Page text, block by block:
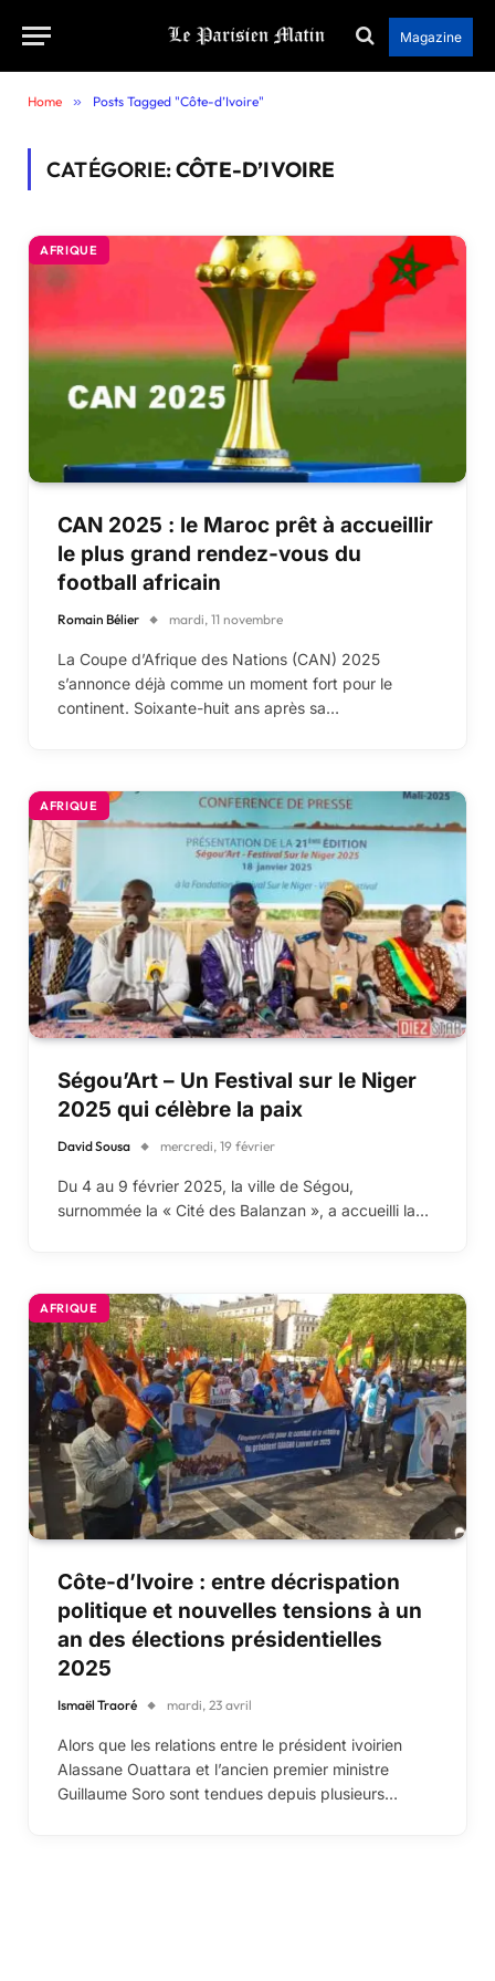
Magazine
Home » Posts Tagged "Côte-d’Ivoire"
CATÉGORIE:CÔTE-D’IVOIRE
AFRIQUE
CAN 2025 : le Maroc prêt à accueillir
le plus grand rendez-vous du
football africain
Romain Bélier mardi, 11 novembre
La Coupe d’Afrique des Nations (CAN) 2025
s’annonce déjà comme un moment fort pour le
continent. Soixante-huit ans après sa…
AFRIQUE
Ségou’Art – Un Festival sur le Niger
2025 qui célèbre la paix
David Sousa mercredi, 19 février
Du 4 au 9 février 2025, la ville de Ségou,
surnommée la « Cité des Balanzan », a accueilli la…
AFRIQUE
Côte-d’Ivoire : entre décrispation
politique et nouvelles tensions à un
an des élections présidentielles
2025
Ismaël Traoré mardi, 23 avril
Alors que les relations entre le président ivoirien
Alassane Ouattara et l’ancien premier ministre
Guillaume Soro sont tendues depuis plusieurs…